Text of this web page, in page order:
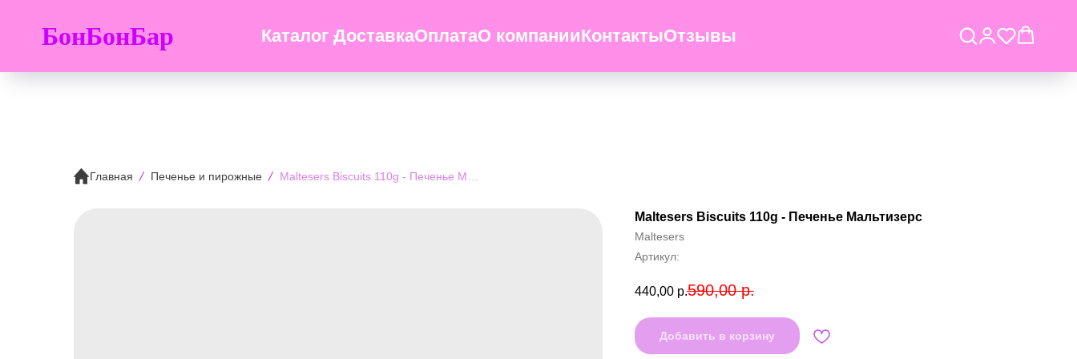
БонБонБар Каталог ДоставкаОплатаО компанииКонтактыОтзывы
Главная Печенье и пирожные
Maltesers Biscuits 110g - Печенье Мальтизерс
Maltesers
Артикул:
440,00 р.590,00 р.
Добавить в корзину